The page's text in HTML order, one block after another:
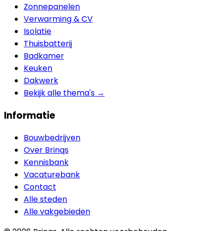
Zonnepanelen
Verwarming & CV
Isolatie
Thuisbatterij
Badkamer
Keuken
Dakwerk
Bekijk alle thema's →
Informatie
Bouwbedrijven
Over Brinqs
Kennisbank
Vacaturebank
Contact
Alle steden
Alle vakgebieden